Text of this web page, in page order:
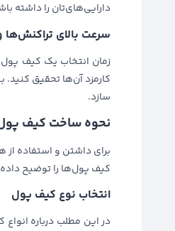
دارایی‌های‌تان را داشته
سرعت بالای تراکنش‌ها
زمان انتخاب یک کیف پول
کارمزد آن‌ها تحقیق کنید.
سازد.
نحوه ساخت کیف پول
برای داشتن و استفاده از
کیف پول‌ها را توضیح
انتخاب نوع کیف پول
در این مطلب درباره